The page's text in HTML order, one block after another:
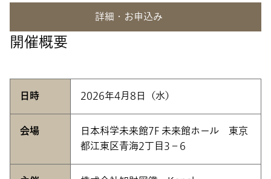
詳細・お申込み
開催概要
日時 2026年4月8日（水）
会場
日本科学未来館7F 未来館ホール 東京
都江東区青海2丁目3−6